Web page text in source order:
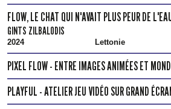
FLOW, LE CHAT QUI N'AVAIT PLUS PEUR DE
GINTS ZILBALODIS
2024 Lettonie
PIXEL FLOW - ENTRE IMAGES ANIMÉES ET
PLAYFUL - ATELIER JEU VIDÉO SUR GRAND